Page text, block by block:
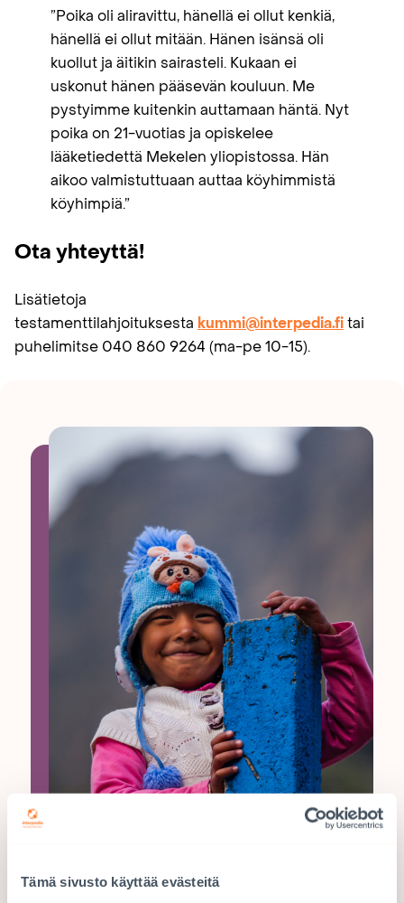
Tämä sivusto käyttää evästeitä
”Poika oli aliravittu, hänellä ei ollut kenkiä,
hänellä ei ollut mitään. Hänen isänsä oli
kuollut ja äitikin sairasteli. Kukaan ei
uskonut hänen pääsevän kouluun. Me
pystyimme kuitenkin auttamaan häntä. Nyt
poika on 21-vuotias ja opiskelee
lääketiedettä Mekelen yliopistossa. Hän
aikoo valmistuttuaan auttaa köyhimmistä
köyhimpiä.”
Ota yhteyttä!
Lisätietoja
testamenttilahjoituksesta kummi@interpedia.fitai
puhelimitse 040 860 9264 (ma-pe 10-15).